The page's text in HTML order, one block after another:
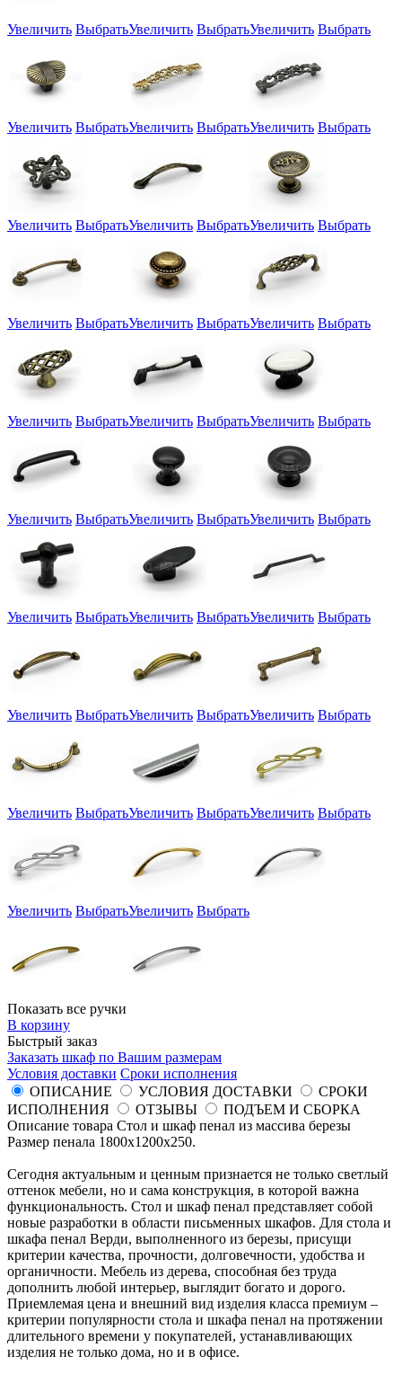
Увеличить ВыбратьУвеличить ВыбратьУвеличить Выбрать
Увеличить ВыбратьУвеличить ВыбратьУвеличить Выбрать
Увеличить ВыбратьУвеличить ВыбратьУвеличить Выбрать
Увеличить ВыбратьУвеличить ВыбратьУвеличить Выбрать
Увеличить ВыбратьУвеличить ВыбратьУвеличить Выбрать
Увеличить ВыбратьУвеличить ВыбратьУвеличить Выбрать
Увеличить ВыбратьУвеличить ВыбратьУвеличить Выбрать
Увеличить ВыбратьУвеличить ВыбратьУвеличить Выбрать
Увеличить ВыбратьУвеличить ВыбратьУвеличить Выбрать
Увеличить ВыбратьУвеличить Выбрать
Показать все ручки
В корзину
Быстрый заказ
Заказать шкаф по Вашим размерам
Условия доставки Сроки исполнения
ОПИСАНИЕ
УСЛОВИЯ ДОСТАВКИ
СРОКИ
ИСПОЛНЕНИЯ
ОТЗЫВЫ
ПОДЪЕМ И СБОРКА
Описание товара Стол и шкаф пенал из массива березы
Размер пенала 1800x1200x250.
Сегодня актуальным и ценным признается не только светлый
оттенок мебели, но и сама конструкция, в которой важна
функциональность. Стол и шкаф пенал представляет собой
новые разработки в области письменных шкафов. Для стола и
шкафа пенал Верди, выполненного из березы, присущи
критерии качества, прочности, долговечности, удобства и
органичности. Мебель из дерева, способная без труда
дополнить любой интерьер, выглядит богато и дорого.
Приемлемая цена и внешний вид изделия класса премиум –
критерии популярности стола и шкафа пенал на протяжении
длительного времени у покупателей, устанавливающих
изделия не только дома, но и в офисе.